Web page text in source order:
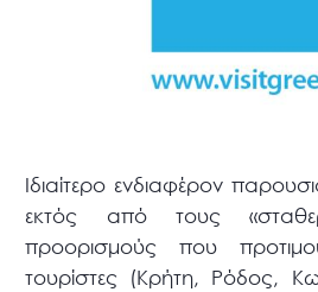
Ιδιαίτερο ενδιαφέρον
εκτός από τους
προορισμούς που
τουρίστες (Κρήτη, Ρόδος,